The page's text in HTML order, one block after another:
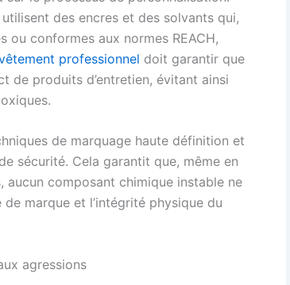
des encres et des solvants qui,
ou conformes aux normes REACH,
professionnel doit garantir que
de produits d’entretien, évitant ainsi
de marquage haute définition et
sécurité. Cela garantit que, même en
aucun composant chimique instable ne
de marque et l’intégrité physique du
agressions